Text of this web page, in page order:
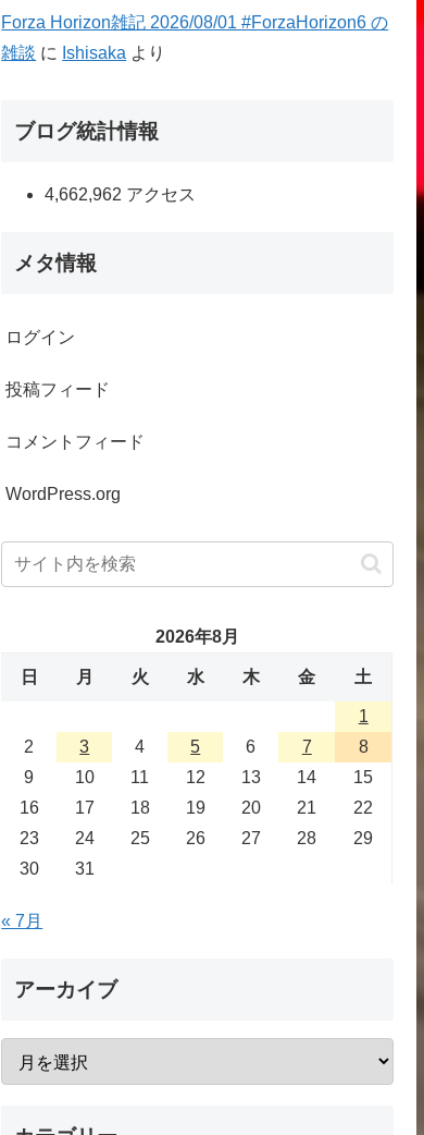
Forza Horizon雑記 2026/08/01 #ForzaHorizon6 の
雑談 に Ishisaka より
ブログ統計情報
4,662,962 アクセス
メタ情報
ログイン
投稿フィード
コメントフィード
WordPress.org
2026年8月
日 月 火 水 木 金 土
1
2
3 4 5 6 7
8
9
10 11 12 13 14
15
16
17 18 19 20 21
22
23
24 25 26 27 28
29
30
31
« 7月
アーカイブ